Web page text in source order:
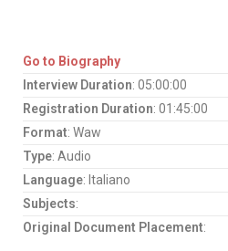
Go to Biography
Interview Duration: 05:00:00
Registration Duration: 01:45:00
Format: Waw
Type: Audio
Language: Italiano
Subjects:
Original Document Placement: